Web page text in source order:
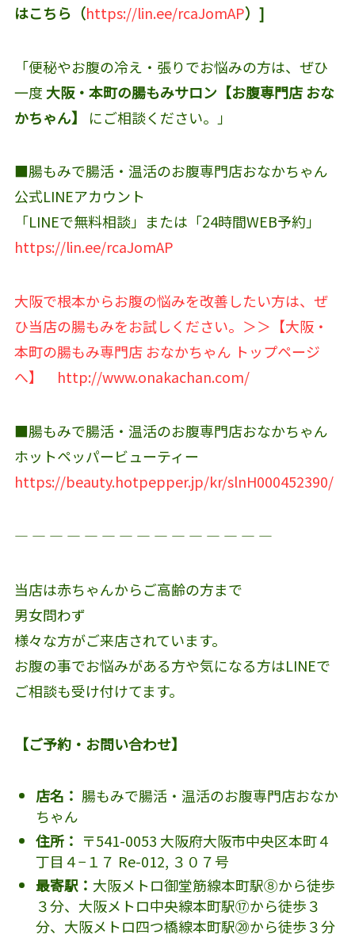
はこちら（https://lin.ee/rcaJomAP）]
「便秘やお腹の冷え・張りでお悩みの方は、ぜひ
一度 大阪・本町の腸もみサロン【お腹専門店 おな
かちゃん】
にご相談ください。」
■腸もみで腸活・温活のお腹専門店おなかちゃん
公式LINEアカウント‬
「LINEで無料相談」または「24時間WEB予約」
https://lin.ee/rcaJomAP
大阪で根本からお腹の悩みを改善したい方は、ぜ
ひ当店の腸もみをお試しください。＞＞【大阪・
本町の腸もみ専門店 おなかちゃん トップページ
へ】
http://www.onakachan.com/
■腸もみで腸活・温活のお腹専門店おなかちゃん
ホットペッパービューティー
https://beauty.hotpepper.jp/kr/slnH000452390/
― ― ― ― ― ― ― ― ― ― ― ― ― ― ―
当店は赤ちゃんからご高齢の方まで
男女問わず
様々な方がご来店されています。
お腹の事でお悩みがある方や気になる方はLINEで
ご相談も受け付けてます。
【ご予約・お問い合わせ】
店名： 腸もみで腸活・温活のお腹専門店おなか
ちゃん
住所： 〒541-0053 大阪府大阪市中央区本町４
丁目４−１７ Re-012, ３０７号
最寄駅： 大阪メトロ御堂筋線本町駅⑧から徒歩
３分、大阪メトロ中央線本町駅⑰から徒歩３
分、大阪メトロ四つ橋線本町駅⑳から徒歩３分